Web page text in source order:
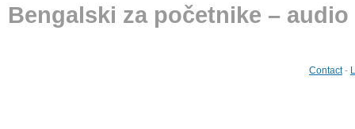
Bengalski za početnike – audio
Contact-